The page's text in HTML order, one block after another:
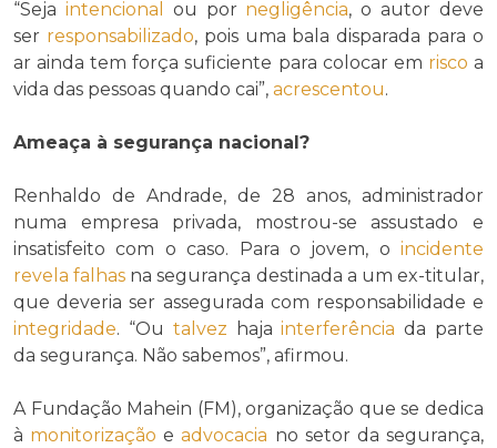
“Seja intencional ou por negligência, o autor deve
ser responsabilizado, pois uma bala disparada para o
ar ainda tem força suficiente para colocar em risco a
vida das pessoas quando cai”, acrescentou.
Ameaça à segurança nacional?
Renhaldo de Andrade, de 28 anos, administrador
numa empresa privada, mostrou-se assustado e
insatisfeito com o caso. Para o jovem, o incidente
revela falhas na segurança destinada a um ex-titular,
que deveria ser assegurada com responsabilidade e
integridade. “Ou talvez hajainterferência da parte
da segurança. Não sabemos”, afirmou.
A Fundação Mahein (FM), organização que se dedica
à monitorização eadvocacia no setor da segurança,